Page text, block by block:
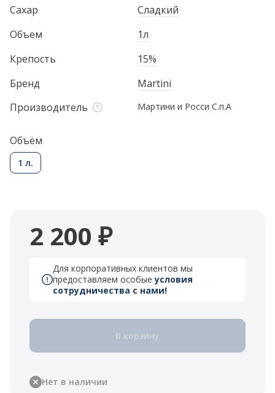
Сахар
Сладкий
Объем
1л
Крепость
15%
Бренд
Martini
Производитель
Мартини и Росси С.п.А
Объём
1 л.
2 200 ₽
Для корпоративных клиентов мы
предоставляем особыеусловия
сотрудничества с нами!
В корзину
Нет в наличии